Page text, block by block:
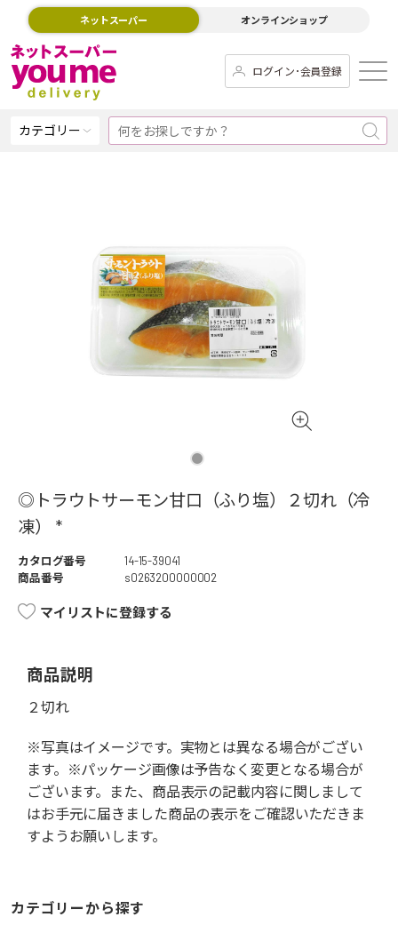
ネットスーパー オンラインショップ
ログイン･会員登録
カテゴリー
◎トラウトサーモン甘口（ふり塩）２切れ（冷
凍） *
カタログ番号
14-15-39041
商品番号
s0263200000002
マイリストに登録する
商品説明
２切れ
※写真はイメージです。実物とは異なる場合がござい
ます。※パッケージ画像は予告なく変更となる場合が
ございます。また、商品表示の記載内容に関しまして
はお手元に届きました商品の表示をご確認いただきま
すようお願いします。
カテゴリーから探す